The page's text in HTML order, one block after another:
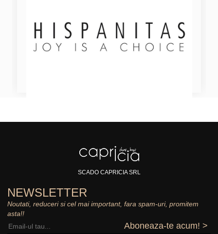
SCADO CAPRICIA SRL
NEWSLETTER
Noutati, reduceri si cel mai important, fara spam-uri, promitem
asta!!
Aboneaza-te acum! >